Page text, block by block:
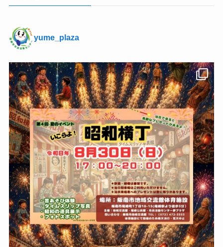
yume_plaza